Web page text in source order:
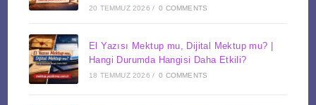
20 TEMMUZ 2026 / 0 COMMENTS
El Yazısı Mektup mu, Dijital Mektup mu? |
Hangi Durumda Hangisi Daha Etkili?
18 TEMMUZ 2026 / 0 COMMENTS